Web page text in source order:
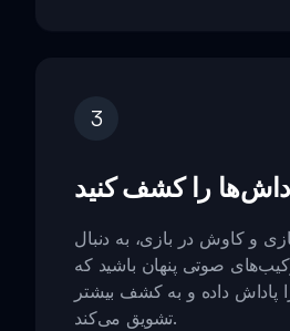
3
را کشف کنید
و کاوش در بازی، به دنبال
صوتی پنهان باشید که
پاداش داده و به کشف بیشتر
تشویق می‌کند.